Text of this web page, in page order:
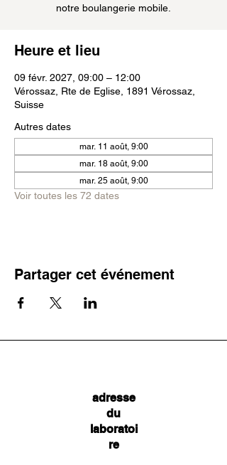
notre boulangerie mobile.
Heure et lieu
09 févr. 2027, 09:00 – 12:00
Vérossaz, Rte de Eglise, 1891 Vérossaz,
Suisse
Autres dates
mar. 11 août, 9:00
mar. 18 août, 9:00
mar. 25 août, 9:00
Voir toutes les 72 dates
Partager cet événement
adresse
du
laboratoi
re